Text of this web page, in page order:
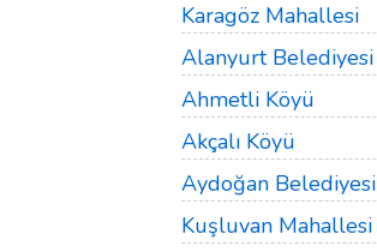
Karagöz Mahallesi
Alanyurt Belediyesi
Ahmetli Köyü
Akçalı Köyü
Aydoğan Belediyesi
Kuşluvan Mahallesi